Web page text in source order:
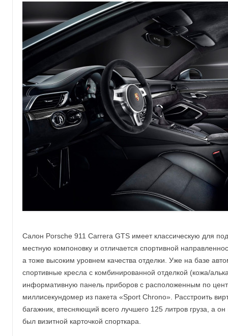
Салон Porsche 911 Carrera GTS имеет классическую для
местную компоновку и отличается спортивной
а тоже высоким уровнем качества отделки. Уже на базе
спортивные кресла с комбинированной отделкой (кожа/
информативную панель приборов с расположенным по
миллисекундомер из пакета «Sport Chrono». Расстроить
багажник, втесняющий всего лучшего 125 литров груза, а
был визитной карточкой спорткара.